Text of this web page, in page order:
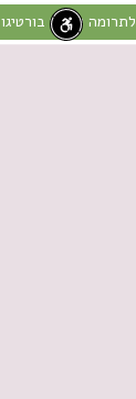
לתרומה לחוסן בורטיגו